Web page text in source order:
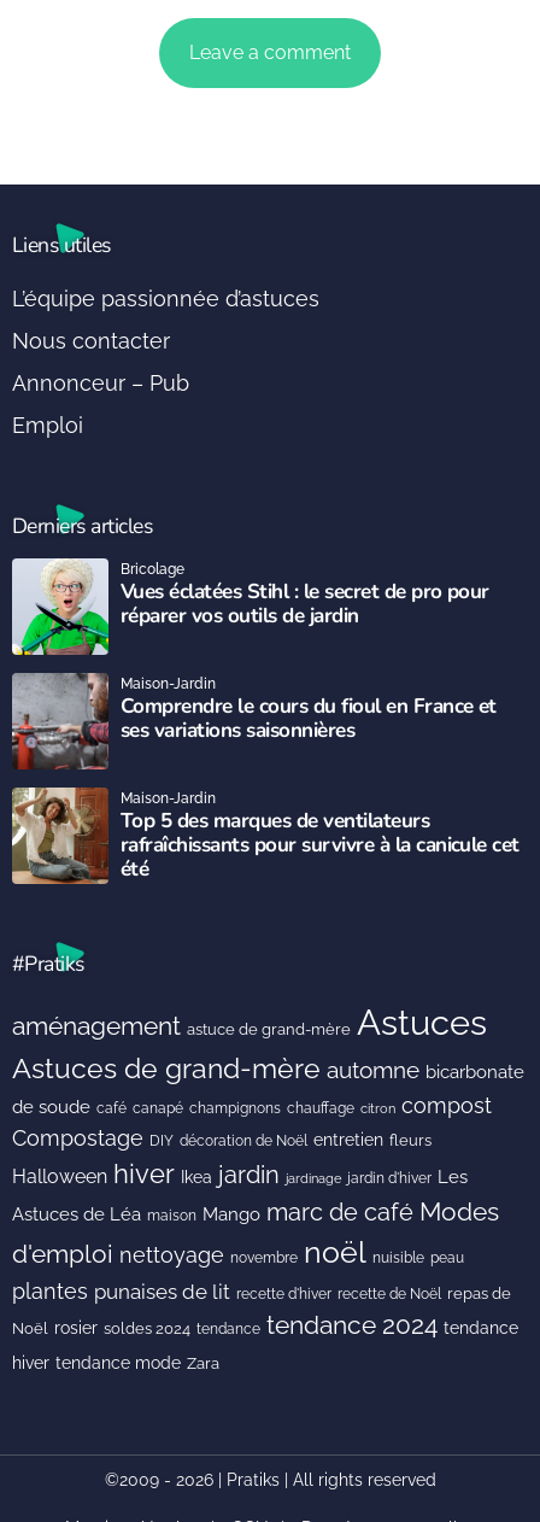
Liens utiles
L’équipe passionnée d’astuces
Nous contacter
Annonceur – Pub
Emploi
Derniers articles
Vues éclatées Stihl : le secret de pro pour
réparer vos outils de jardin
Bricolage
Comprendre le cours du fioul en France et
ses variations saisonnières
Maison-Jardin
Top 5 des marques de ventilateurs
rafraîchissants pour survivre à la canicule cet
été
Maison-Jardin
#Pratiks
aménagement astuce de grand-mère Astuces
Astuces de grand-mère automne bicarbonate
de soude café canapé champignons chauffage citron compost
Compostage DIY décoration de Noël entretien fleurs
Halloween hiver Ikea jardin jardinage jardin d'hiver Les
Astuces de Léa maison Mango marc de café Modes
d'emploi nettoyage novembre noël nuisible peau
plantes punaises de lit recette d'hiver recette de Noël repas de
Noël
rosier soldes 2024 tendance tendance 2024 tendance
hiver tendance mode Zara
©2009 - 2026 | Pratiks | All rights reserved